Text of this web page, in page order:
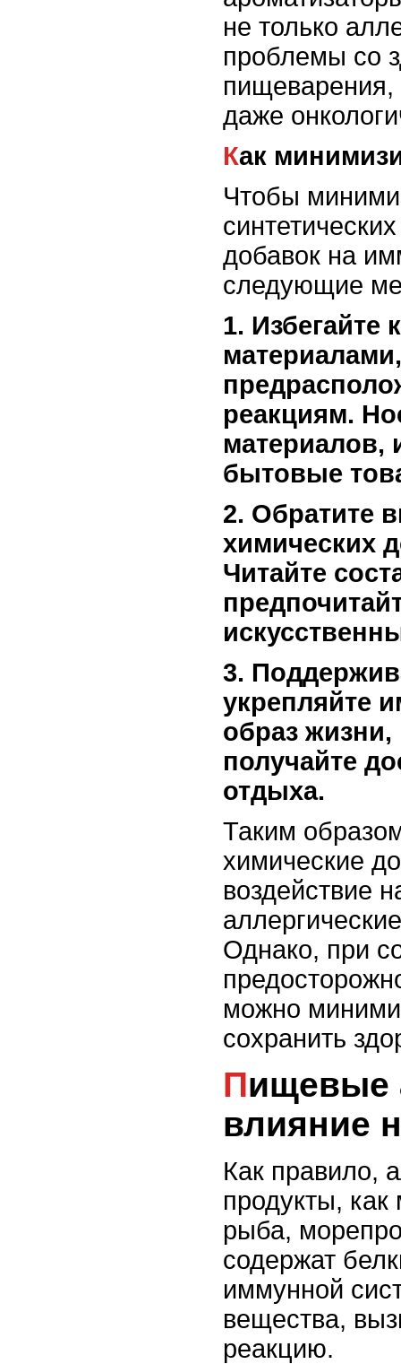
не только
проблемы со
пищеварения,
даже
Как
Чтобы
добавок на
следующие
1. Избегайте
реакциям.
материалов,
бытовые
2. Обратите
химических
Читайте
3.
укрепляйте
образ жизни,
получайте
отдыха.
Таким
химические
воздействие
Однако, при
можно
сохранить
Пищевые аллергены и их
влияние
Как правило,
продукты,
рыба,
содержат
иммунной
вещества,
реакцию.